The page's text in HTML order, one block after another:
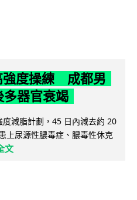
強度操練 成都男
器官衰竭
減脂計劃，45 日內減去約 20
上尿源性膿毒症、膿毒性休克
文